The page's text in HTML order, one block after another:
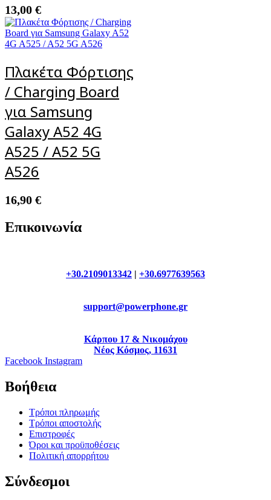
13,00 €
Πλακέτα Φόρτισης
/ Charging Board
για Samsung
Galaxy A52 4G
A525 / A52 5G
A526
16,90 €
Επικοινωνία
+30.2109013342 +30.6977639563
support@powerphone.gr
Κάρπου 17 & Νικομάχου
Νέος Κόσμος, 11631
Facebook Instagram
Βοήθεια
Τρόποι πληρωμής
Τρόποι αποστολής
Επιστροφές
Όροι και προϋποθέσεις
Πολιτική απορρήτου
Σύνδεσμοι